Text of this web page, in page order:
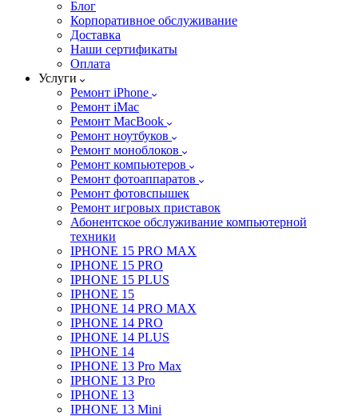
Блог
Корпоративное обслуживание
Доставка
Наши сертификаты
Оплата
Услуги
Ремонт iPhone
Ремонт iMac
Ремонт MacBook
Ремонт ноутбуков
Ремонт моноблоков
Ремонт компьютеров
Ремонт фотоаппаратов
Ремонт фотовспышек
Ремонт игровых приставок
Абонентское обслуживание компьютерной
техники
IPHONE 15 PRO MAX
IPHONE 15 PRO
IPHONE 15 PLUS
IPHONE 15
IPHONE 14 PRO MAX
IPHONE 14 PRO
IPHONE 14 PLUS
IPHONE 14
IPHONE 13 Pro Max
IPHONE 13 Pro
IPHONE 13
IPHONE 13 Mini